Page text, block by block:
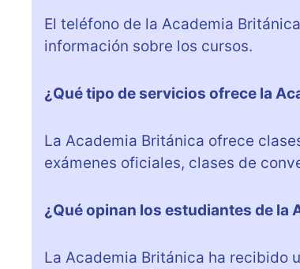
El teléfono de la Academia
información sobre los cursos.
¿Qué tipo de servicios ofrece la
La Academia Británica ofrece
exámenes oficiales, clases de
¿Qué opinan los estudiantes de la
La Academia Británica ha recibido